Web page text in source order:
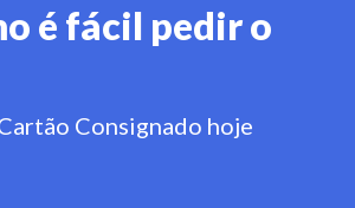
é fácil pedir o
Consignado hoje